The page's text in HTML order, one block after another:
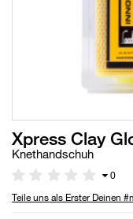
Xpress Clay
Knethandschuh
0
Teile uns als Erster Deinen